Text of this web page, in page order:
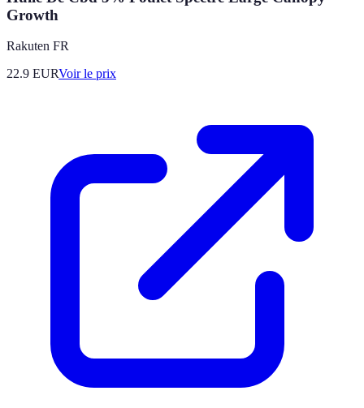
Growth
Rakuten FR
22.9 EURVoir le prix